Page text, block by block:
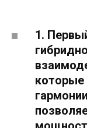
1.
которые